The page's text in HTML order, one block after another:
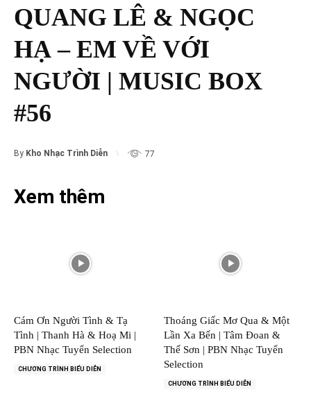
QUANG LÊ & NGỌC
HẠ – EM VỀ VỚI
NGƯỜI | MUSIC BOX
#56
By Kho Nhạc Trình Diễn 77
Xem thêm
Cám Ơn Người Tình & Tạ
Tình | Thanh Hà & Hoạ Mi |
PBN Nhạc Tuyển Selection
CHƯƠNG TRÌNH BIỂU DIỄN
Thoáng Giấc Mơ Qua & Một
Lần Xa Bến | Tâm Đoan &
Thế Sơn | PBN Nhạc Tuyển
Selection
CHƯƠNG TRÌNH BIỂU DIỄN